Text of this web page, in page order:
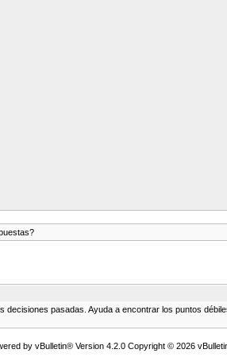
pasadas. Ayuda a encontrar los puntos
by vBulletin® Version 4.2.0 Copyright © 2026